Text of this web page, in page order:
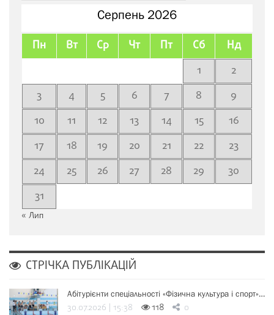
Серпень 2026
Пн Вт Ср Чт Пт Сб Нд
1
2
3
4 5 6 7 8
9
10
11 12 13 14 15
16
17
18 19 20 21 22
23
24
25 26 27 28 29
30
31
« Лип
СТРІЧКА ПУБЛІКАЦІЙ
Абітурієнти спеціальності «Фізична культура і спорт»…
30.07.2026 | 15:38 118 0